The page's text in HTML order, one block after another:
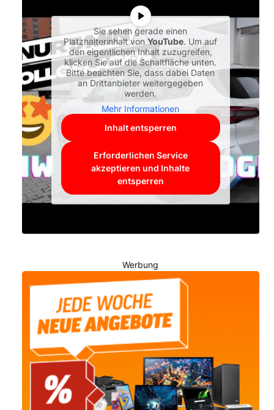
Sie sehen gerade einen
Platzhalterinhalt vonYouTube. Um auf
den eigentlichen Inhalt zuzugreifen,
klicken Sie auf die Schaltfläche unten.
Bitte beachten Sie, dass dabei Daten
an Drittanbieter weitergegeben
werden.
Mehr Informationen
Inhalt entsperren
Erforderlichen Service
akzeptieren und Inhalte
entsperren
Werbung